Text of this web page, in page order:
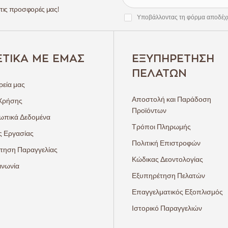
προσφορές μας!
Υποβάλλοντας τη φόρμα
ΜΕ ΕΜΆΣ
μας
Δεδομένα
Εργασίας
Παραγγελίας
ΕΞΥΠΗΡΈΤΗΣΗ
ΠΕΛΑΤΏΝ
Αποστολή και Παράδοση
Προϊόντων
Τρόποι Πληρωμής
Πολιτική Επιστροφών
Κώδικας Δεοντολογίας
Εξυπηρέτηση Πελατών
Επαγγελματικός Εξοπλισμός
Ιστορικό Παραγγελιών